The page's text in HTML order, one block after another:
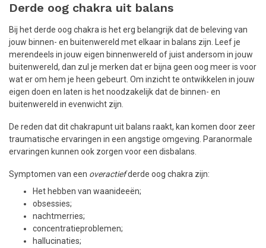
Derde oog chakra uit balans
Bij het derde oog chakra is het erg belangrijk dat de beleving van
jouw binnen- en buitenwereld met elkaar in balans zijn. Leef je
merendeels in jouw eigen binnenwereld of juist andersom in jouw
buitenwereld, dan zul je merken dat er bijna geen oog meer is voor
wat er om hem je heen gebeurt. Om inzicht te ontwikkelen in jouw
eigen doen en laten is het noodzakelijk dat de binnen- en
buitenwereld in evenwicht zijn.
De reden dat dit chakrapunt uit balans raakt, kan komen door zeer
traumatische ervaringen in een angstige omgeving. Paranormale
ervaringen kunnen ook zorgen voor een disbalans.
Symptomen van een overactiefderde oog chakra zijn:
Het hebben van waanideeën;
obsessies;
nachtmerries;
concentratieproblemen;
hallucinaties;